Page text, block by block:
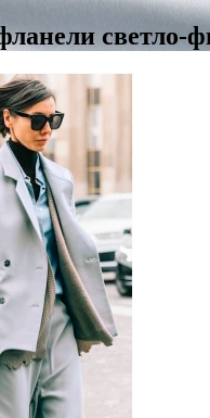
светло-